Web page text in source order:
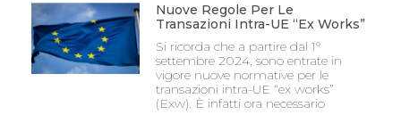
Nuove Regole Per Le
Transazioni Intra-UE “Ex Works”
Si ricorda che a partire dal 1°
settembre 2024, sono entrate in
vigore nuove normative per le
transazioni intra-UE “ex works”
(Exw). È infatti ora necessario